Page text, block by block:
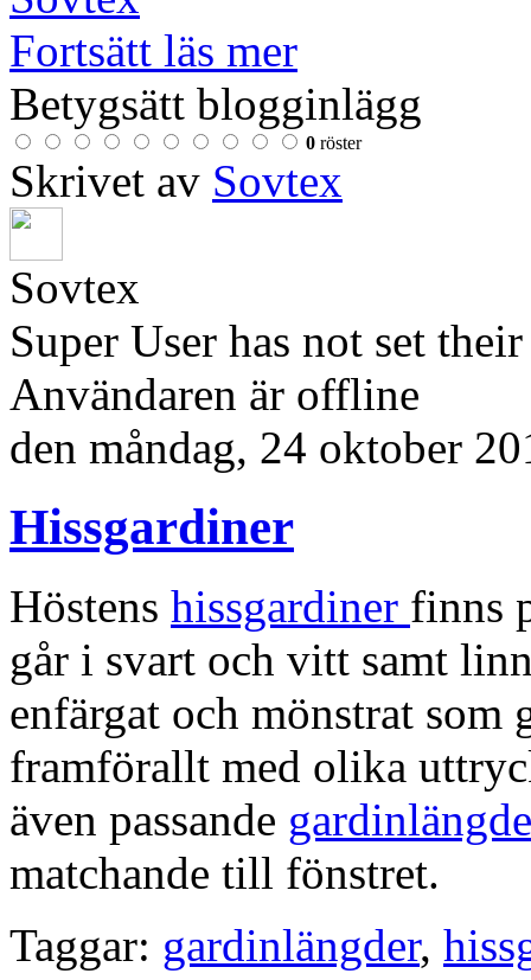
Fortsätt läs mer
Betygsätt blogginlägg
0 röster
Skrivet av Sovtex
Sovtex
Super User has not set
Användaren är offline
den måndag, 24 oktober
Hissgardiner
Höstens hissgardiner finns
går i svart och vitt samt
enfärgat och mönstrat som
framförallt med olika
även passande
matchande till fönstret.
Taggar: gardinlängder,